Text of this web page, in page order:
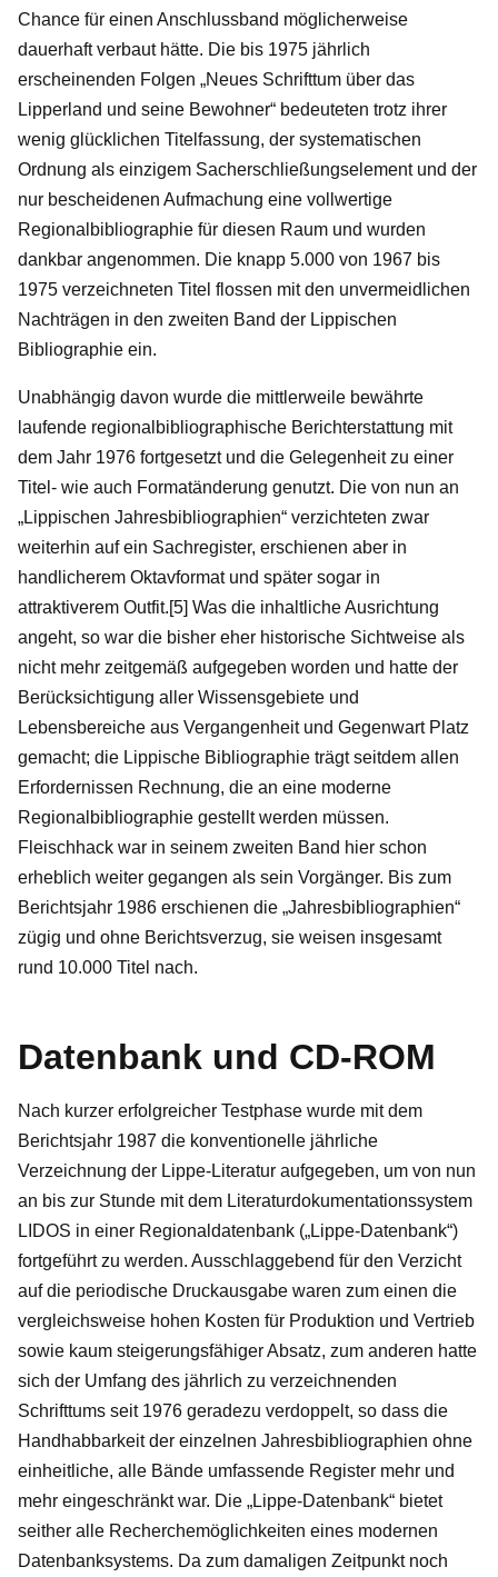
Chance für einen Anschlussband möglicherweise
dauerhaft verbaut hätte. Die bis 1975 jährlich
erscheinenden Folgen „Neues Schrifttum über das
Lipperland und seine Bewohner“ bedeuteten trotz ihrer
wenig glücklichen Titelfassung, der systematischen
Ordnung als einzigem Sacherschließungselement und der
nur bescheidenen Aufmachung eine vollwertige
Regionalbibliographie für diesen Raum und wurden
dankbar angenommen. Die knapp 5.000 von 1967 bis
1975 verzeichneten Titel flossen mit den unvermeidlichen
Nachträgen in den zweiten Band der Lippischen
Bibliographie ein.
Unabhängig davon wurde die mittlerweile bewährte
laufende regionalbibliographische Berichterstattung mit
dem Jahr 1976 fortgesetzt und die Gelegenheit zu einer
Titel- wie auch Formatänderung genutzt. Die von nun an
„Lippischen Jahresbibliographien“ verzichteten zwar
weiterhin auf ein Sachregister, erschienen aber in
handlicherem Oktavformat und später sogar in
attraktiverem Outfit.[5] Was die inhaltliche Ausrichtung
angeht, so war die bisher eher historische Sichtweise als
nicht mehr zeitgemäß aufgegeben worden und hatte der
Berücksichtigung aller Wissensgebiete und
Lebensbereiche aus Vergangenheit und Gegenwart Platz
gemacht; die Lippische Bibliographie trägt seitdem allen
Erfordernissen Rechnung, die an eine moderne
Regionalbibliographie gestellt werden müssen.
Fleischhack war in seinem zweiten Band hier schon
erheblich weiter gegangen als sein Vorgänger. Bis zum
Berichtsjahr 1986 erschienen die „Jahresbibliographien“
zügig und ohne Berichtsverzug, sie weisen insgesamt
rund 10.000 Titel nach.
Datenbank und CD-ROM
Nach kurzer erfolgreicher Testphase wurde mit dem
Berichtsjahr 1987 die konventionelle jährliche
Verzeichnung der Lippe-Literatur aufgegeben, um von nun
an bis zur Stunde mit dem Literaturdokumentationssystem
LIDOS in einer Regionaldatenbank („Lippe-Datenbank“)
fortgeführt zu werden. Ausschlaggebend für den Verzicht
auf die periodische Druckausgabe waren zum einen die
vergleichsweise hohen Kosten für Produktion und Vertrieb
sowie kaum steigerungsfähiger Absatz, zum anderen hatte
sich der Umfang des jährlich zu verzeichnenden
Schrifttums seit 1976 geradezu verdoppelt, so dass die
Handhabbarkeit der einzelnen Jahresbibliographien ohne
einheitliche, alle Bände umfassende Register mehr und
mehr eingeschränkt war. Die „Lippe-Datenbank“ bietet
seither alle Recherchemöglichkeiten eines modernen
Datenbanksystems. Da zum damaligen Zeitpunkt noch